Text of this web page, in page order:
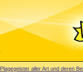
Plagegeister aller Art und deren